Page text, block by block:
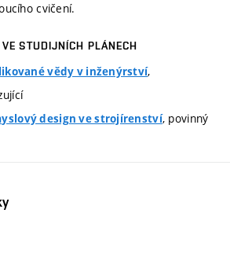
cvičení.
STUDIJNÍCH PLÁNECH
vědy v inženýrství,
design ve strojírenství, povinný